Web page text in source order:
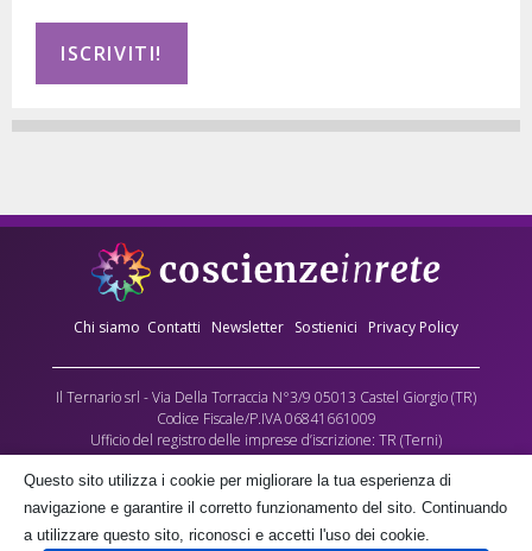
Chi siamo Contatti Newsletter Sostienici Privacy Policy
Il Ternario srl - Via Della Torraccia N°3/9 05013 Castel Giorgio (TR)
Codice Fiscale/P.IVA 06841661009
Ufficio del registro delle imprese d’iscrizione: TR (Terni)
Numero REA: 90173
Capitale sociale versato: €10.000,00
L’Associazione culturale Coscienze in Rete - cda Torraccia 3, Castel Giorgio -
Questo sito utilizza i cookie per migliorare la tua esperienza di
navigazione e garantire il corretto funzionamento del sito. Continuando
a utilizzare questo sito, riconosci e accetti l'uso dei cookie.